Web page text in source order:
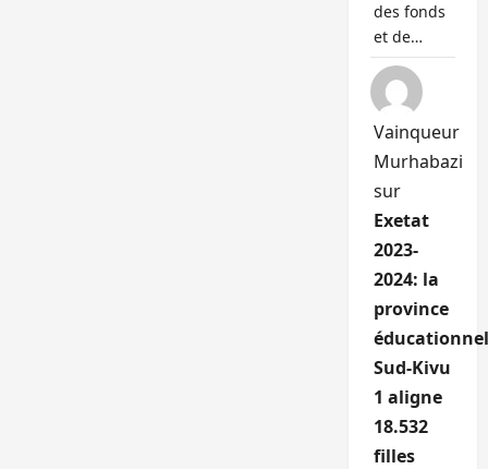
des fonds
et de…
Vainqueur
Murhabazi
sur
Exetat
2023-
2024: la
province
Sud-Kivu
1 aligne
18.532
filles